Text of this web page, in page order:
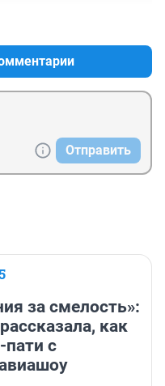
Отправить
за смелость»:
как
пати с